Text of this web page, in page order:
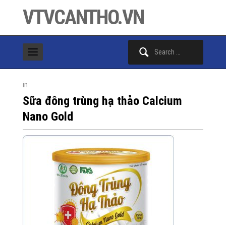
VTVCANTHO.VN
in
Sữa đông trùng hạ thảo Calcium
Nano Gold